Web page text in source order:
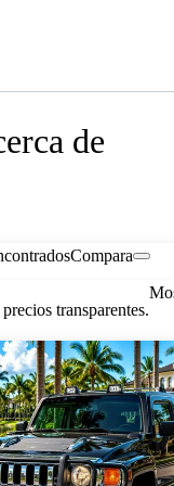
de
Compara
transparentes.